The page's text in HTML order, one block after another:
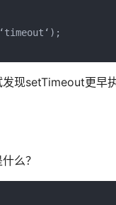
现setTimeout更早
么？